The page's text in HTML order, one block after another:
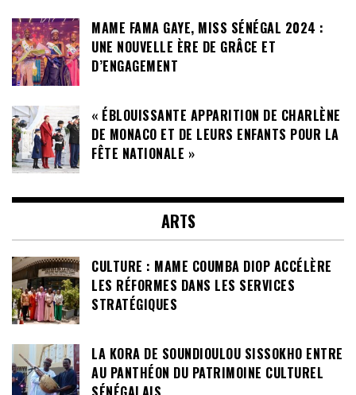
MAME FAMA GAYE, MISS SÉNÉGAL 2024 :
UNE NOUVELLE ÈRE DE GRÂCE ET
D’ENGAGEMENT
« ÉBLOUISSANTE APPARITION DE CHARLÈNE
DE MONACO ET DE LEURS ENFANTS POUR LA
FÊTE NATIONALE »
ARTS
CULTURE : MAME COUMBA DIOP ACCÉLÈRE
LES RÉFORMES DANS LES SERVICES
STRATÉGIQUES
LA KORA DE SOUNDIOULOU SISSOKHO ENTRE
AU PANTHÉON DU PATRIMOINE CULTUREL